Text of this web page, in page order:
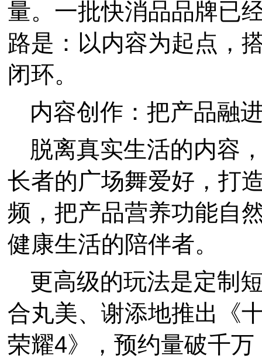
量。一批快消品品牌已
路是：以内容为起点，
闭环。
内容创作：把产品融
脱离真实生活的内容
长者的广场舞爱好，打
频，把产品营养功能自
健康生活的陪伴者。
更高级的玩法是定制
合丸美、谢添地推出《
荣耀4》，预约量破千